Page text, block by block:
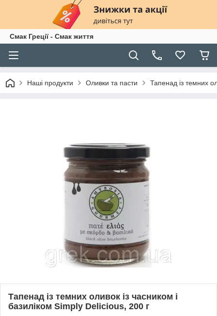
Смак Греції - Смак життя
Наші продукти Оливки та пасти Тапенад із темних
Тапенад із темних оливок із часником і
базиліком Simply Delicious, 200 г